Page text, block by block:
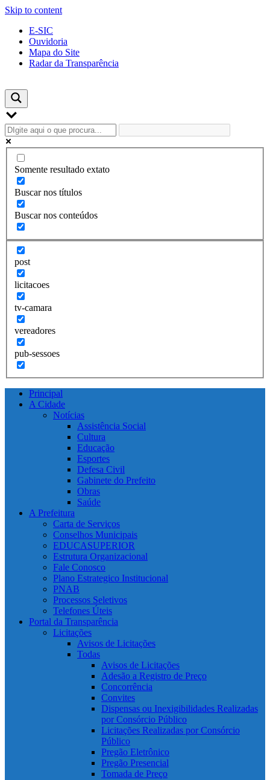
Skip to content
E-SIC
Ouvidoria
Mapa do Site
Radar da Transparência
Somente resultado extato
Buscar nos títulos
Buscar nos conteúdos
post
licitacoes
tv-camara
vereadores
pub-sessoes
Principal
A Cidade
Notícias
Assistência Social
Cultura
Educação
Esportes
Defesa Civil
Gabinete do Prefeito
Obras
Saúde
A Prefeitura
Carta de Serviços
Conselhos Municipais
EDUCASUPERIOR
Estrutura Organizacional
Fale Conosco
Plano Estrategico Institucional
PNAB
Processos Seletivos
Telefones Úteis
Portal da Transparência
Licitações
Avisos de Licitações
Todas
Avisos de Licitações
Adesão a Registro de Preço
Concorrência
Convites
Dispensas ou Inexigibilidades Realizadas
por Consórcio Público
Licitações Realizadas por Consórcio
Público
Pregão Eletrônico
Pregão Presencial
Tomada de Preço